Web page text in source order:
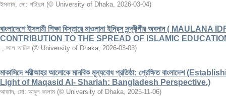
ইসলাম, মো: শহিদুল (© University of Dhaka, 2026-03-04)
বাংলাদেশে ইসলামী শিক্ষা বিস্তারে মাওলানা ইদ্রিস সন্দ্বীপীর অবদান (
CONTRIBUTION TO THE SPREAD OF ISLAMIC
., আল আমিন (© University of Dhaka, 2026-03-03)
মাকাসিদে শরীআহর আলোকে মানবিক মূল্যবোধ প্রতিষ্ঠা: প্রেক্ষিত বাংলাদেশ
Light of Maqasid Al- Shariah: Bangladesh Perspective.)
আজাদ, মো: আবুল কালাম (© University of Dhaka, 2025-11-06)